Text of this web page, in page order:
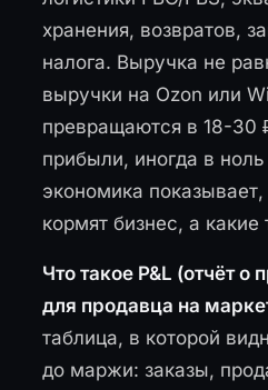
хранения, возвратов,
налога. Выручка не
выручки на Ozon или
превращаются в 18-30
прибыли, иногда в
экономика
кормят бизнес, а какие
Что такое P&L (отчёт о
для продавца на
таблица, в которой
до маржи: заказы,